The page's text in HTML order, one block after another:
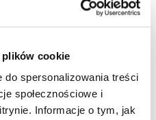
cookie
spersonalizowania treści
społecznościowe i
Informacje o tym, jak